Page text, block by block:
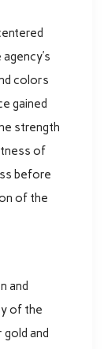
colors
gained
strength
of
before
of the
and
of the
and